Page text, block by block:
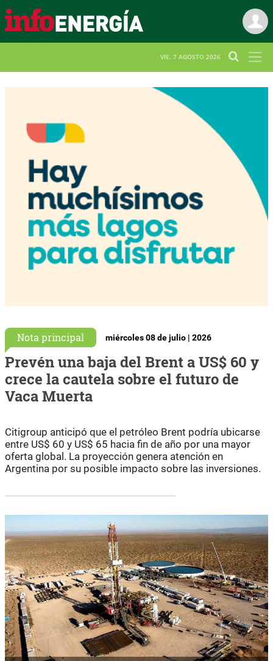
VIE. 7 AGOSTO 2026
Nota principal miércoles 08 de julio | 2026
Prevén una baja del Brent a US$ 60 y
crece la cautela sobre el futuro de
Vaca Muerta
Citigroup anticipó que el petróleo Brent podría ubicarse
entre US$ 60 y US$ 65 hacia fin de año por una mayor
oferta global. La proyección genera atención en
Argentina por su posible impacto sobre las inversiones.